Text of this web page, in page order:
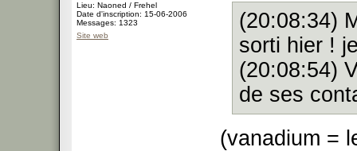
Lieu: Naoned / Frehel
Date d'inscription: 15-06-2006
Messages: 1323
Site web
(20:08:34)
sorti hier !
(20:08:54)
de ses
(vanadium =